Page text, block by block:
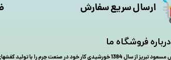
درباره فروشگاه ما
مجموعه کفش مسعود تبریز از سال 1384 خورشیدی کار خود در صنعت چرم را
ارسال سریع سفارش